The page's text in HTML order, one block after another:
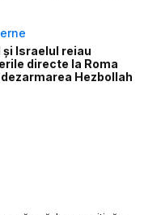
și Israelul reiau
directe la Roma
Hezbollah